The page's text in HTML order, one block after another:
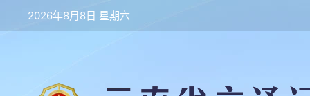
2026年8月8日 星期六